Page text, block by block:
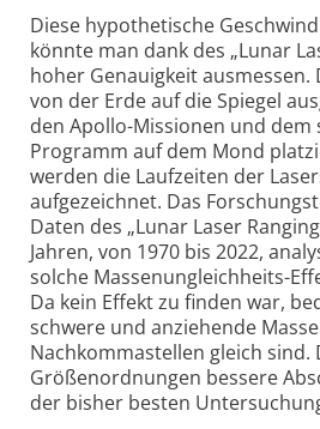
Diese hypothetische
könnte man dank des „Lunar
hoher Genauigkeit ausmessen.
von der Erde auf die Spiegel
den Apollo-Missionen und dem
Programm auf dem Mond
werden die Laufzeiten der
aufgezeichnet. Das
Daten des „Lunar Laser
Jahren, von 1970 bis 2022,
solche Massen­ungleichheits-
Da kein Effekt zu finden war,
schwere und anziehende
Nachkomma­stellen gleich sind.
Größen­ordnungen bessere
der bisher besten